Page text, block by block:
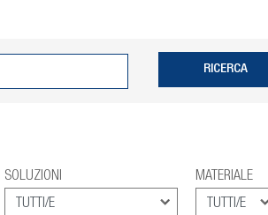
SOLUZIONI MATERIALE